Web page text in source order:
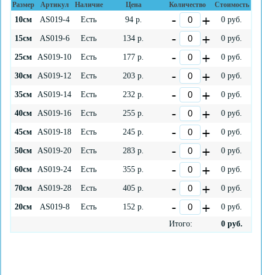
Размер Артикул Наличие Цена Количество Стоимость
10см AS019-4 Есть 94р. 0 руб.
15см AS019-6 Есть 134 р. 0 руб.
25см AS019-10 Есть 177 р. 0 руб.
30см AS019-12 Есть 203 р. 0 руб.
35см AS019-14 Есть 232 р. 0 руб.
40см AS019-16 Есть 255 р. 0 руб.
45см AS019-18 Есть 245 р. 0 руб.
50см AS019-20 Есть 283 р. 0 руб.
60см AS019-24 Есть 355 р. 0 руб.
70см AS019-28 Есть 405 р. 0 руб.
20см AS019-8 Есть 152 р. 0 руб.
Итого:
0руб.